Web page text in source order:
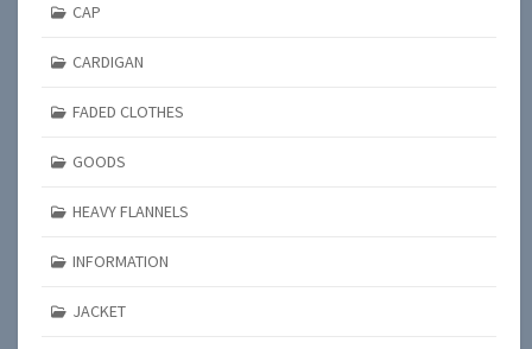
CAP
CARDIGAN
FADED CLOTHES
GOODS
HEAVY FLANNELS
INFORMATION
JACKET